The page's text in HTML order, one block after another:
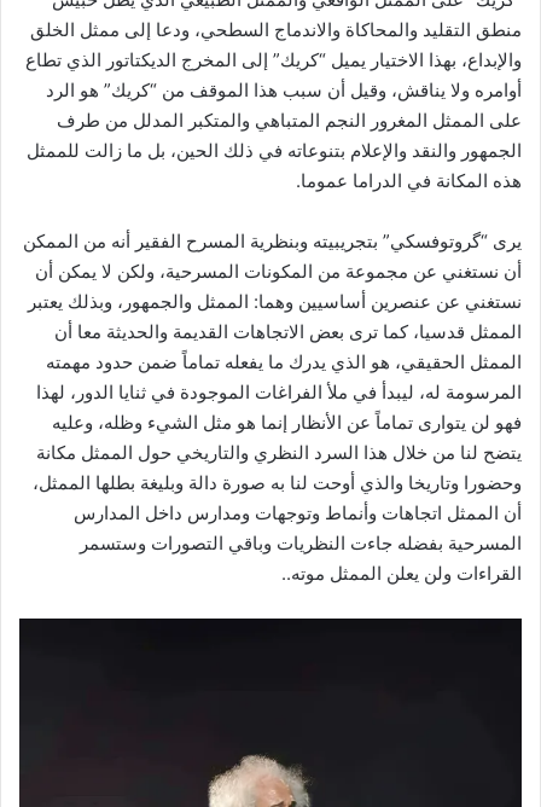
منطق التقليد والمحاكاة والاندماج السطحي، ودعا إلى ممثل الخلق
والإبداع، بهذا الاختيار يميل “كريك” إلى المخرج الديكتاتور الذي تطاع
أوامره ولا يناقش، وقيل أن سبب هذا الموقف من “كريك” هو الرد
على الممثل المغرور النجم المتباهي والمتكبر المدلل من طرف
الجمهور والنقد والإعلام بتنوعاته في ذلك الحين، بل ما زالت للممثل
هذه المكانة في الدراما عموما.
يرى “گروتوفسكي” بتجريبيته وبنظرية المسرح الفقير أنه من الممكن
أن نستغني عن مجموعة من المكونات المسرحية، ولكن لا يمكن أن
نستغني عن عنصرين أساسيين وهما: الممثل والجمهور، وبذلك يعتبر
الممثل قدسيا، كما ترى بعض الاتجاهات القديمة والحديثة معا أن
الممثل الحقيقي، هو الذي يدرك ما يفعله تماماً ضمن حدود مهمته
المرسومة له، ليبدأ في ملأ الفراغات الموجودة في ثنايا الدور، لهذا
فهو لن يتوارى تماماً عن الأنظار إنما هو مثل الشيء وظله، وعليه
يتضح لنا من خلال هذا السرد النظري والتاريخي حول الممثل مكانة
وحضورا وتاريخا والذي أوحت لنا به صورة دالة وبليغة بطلها الممثل،
أن الممثل اتجاهات وأنماط وتوجهات ومدارس داخل المدارس
المسرحية بفضله جاءت النظريات وباقي التصورات وستسمر
القراءات ولن يعلن الممثل موته..